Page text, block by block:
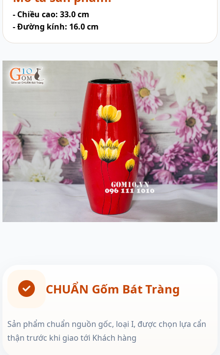
- Chiều cao: 33.0 cm
- Đường kính: 16.0 cm
CHUẨN Gốm Bát Tràng
Sản phẩm chuẩn nguồn gốc, loại I, được chọn lựa cẩn
thận trước khi giao tới Khách hàng